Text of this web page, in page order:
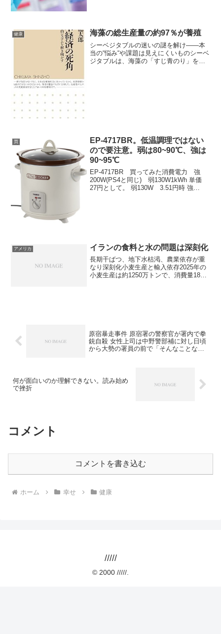
健康 海藻の総生産量の約97％が養殖
シーベジタブルの迷いの謎を解け——本
当の“悩み“や課題は見えにくいものシーベ
ジタブルは、海藻の「すじ青のり」をは
買
EP-4717BR。低温調理ではない
ので要注意。弱は80~90℃、強は
90~95℃
EP-4717BR 買ってみた消費電力 強
200W(PS4と同じ) 弱130W1kWh 単価
27円として。 弱130W 3.51円時 強
アメリカ イランの食料と水の問題は深刻化
長期干ばつ、地下水枯渇、農業依存が重
なり深刻化​小麦生産と輸入依存2025年の
小麦生産は約1250万トンで、消費量1800
原宿暴走事件 原宿署の警察官が署内で拳
銃自殺 女性上司は中野警部補に対し日頃
から大勢の署員の前で「そんなことなら
何が面白いのか理解できない。読み始め
で挫折
コメント
コメントを書き込む
ホーム 幸せ 健康
/////
© 2000 /////.